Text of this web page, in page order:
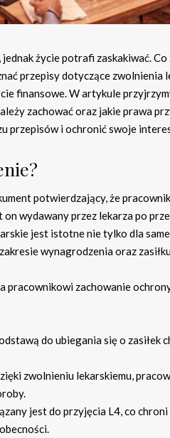
życie potrafi zaskakiwać.
przepisy dotyczące zwolnienia
finansowe. W artykule
zachować oraz jakie prawa
przepisów i ochronić swoje
potwierdzający, że
wydawany przez lekarza po
jest istotne nie tylko dla
wynagrodzenia oraz
pracownikowi zachowanie
do ubiegania się o zasiłek
zwolnieniu lekarskiemu,
jest do przyjęcia L4, co